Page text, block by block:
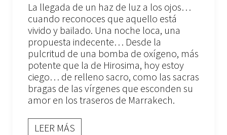
La llegada de un haz de luz a los ojos…
cuando reconoces que aquello está
vivido y bailado. Una noche loca, una
propuesta indecente… Desde la
pulcritud de una bomba de oxígeno, más
potente que la de Hirosima, hoy estoy
ciego… de relleno sacro, como las sacras
bragas de las vírgenes que esconden su
amor en los traseros de Marrakech.
LEER MÁS